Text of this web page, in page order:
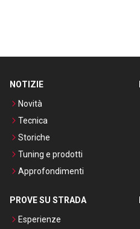
NOTIZIE
Novità
Tecnica
Storiche
Tuning e prodotti
Approfondimenti
PROVE SU STRADA
Esperienze